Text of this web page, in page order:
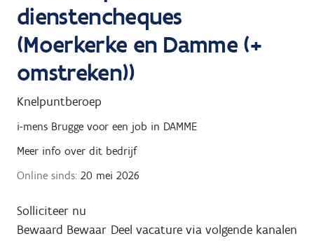
dienstencheques
(Moerkerke en Damme (+
omstreken))
Knelpuntberoep
i-mens Brugge voor een job in DAMME
Meer info over dit bedrijf
Online sinds: 20 mei 2026
Solliciteer nu
Bewaard Bewaar Deel vacature via volgende kanalen